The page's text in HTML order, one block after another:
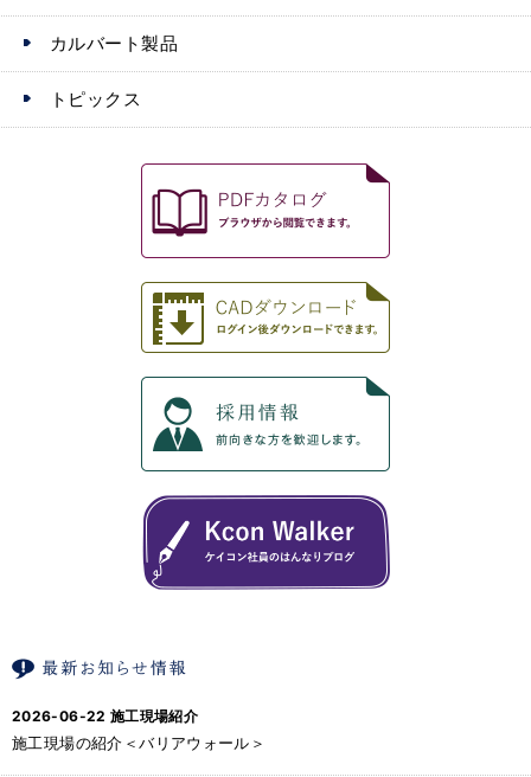
カルバート製品
トピックス
2026-06-22 施工現場紹介
施工現場の紹介＜バリアウォール＞